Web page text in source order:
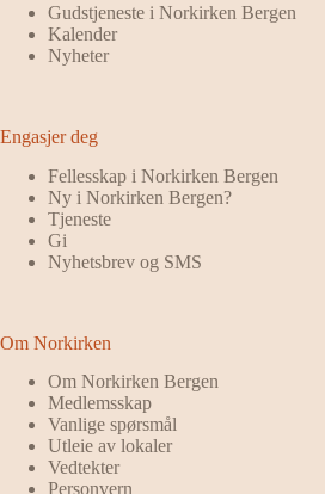
Gudstjeneste i Norkirken Bergen
Kalender
Nyheter
Engasjer deg
Fellesskap i Norkirken Bergen
Ny i Norkirken Bergen?
Tjeneste
Gi
Nyhetsbrev og SMS
Om Norkirken
Om Norkirken Bergen
Medlemsskap
Vanlige spørsmål
Utleie av lokaler
Vedtekter
Personvern